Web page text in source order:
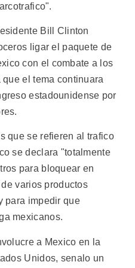
Bill Clinton
ligar el paquete de
con el combate a los
el tema continuara
estadounidense por
que se refieren al trafico
se declara "totalmente
para bloquear en
varios productos
para impedir que
mexicanos.
a Mexico en la
Unidos, senalo un